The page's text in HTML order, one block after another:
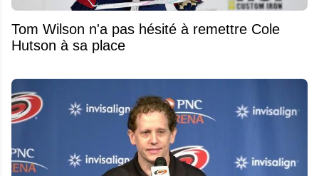
Tom Wilson n'a pas hésité à remettre Cole
Hutson à sa place